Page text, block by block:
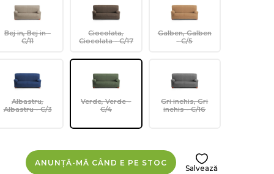
Bej in, Bej in -
C/11
Ciocolata,
Ciocolata - C/17
Galben, Galben
- C/5
Albastru,
Albastru - C/3
Verde, Verde -
C/4
Gri inchis, Gri
inchis - C/16
ANUNȚĂ-MĂ CÂND E PE STOC
Salvează